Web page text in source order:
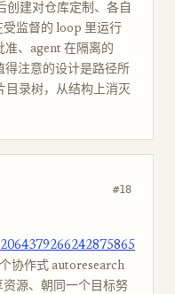
创建对仓库定制、各自
监督的 loop 里运行
、agent 在隔离的
得注意的设计是路径所
目录树，从结构上消灭
#18
协作式 autoresearch
源、朝同一个目标努